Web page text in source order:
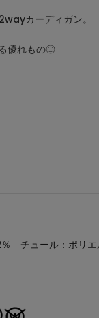
カーディガン。
優れもの◎
チュール：ポリエ